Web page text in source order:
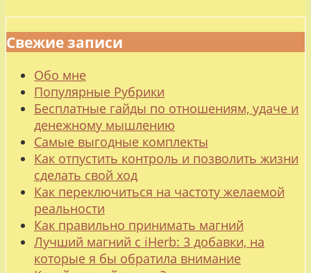
Свежие записи
Обо мне
Популярные Рубрики
Бесплатные гайды по отношениям, удаче и
денежному мышлению
Самые выгодные комплекты
Как отпустить контроль и позволить жизни
сделать свой ход
Как переключиться на частоту желаемой
реальности
Как правильно принимать магний
Лучший магний с iHerb: 3 добавки, на
которые я бы обратила внимание